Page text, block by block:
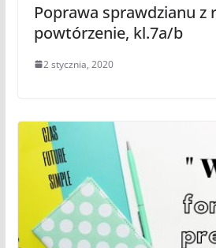
Poprawa sprawdzianu z
powtórzenie, kl.7a/b
2 stycznia, 2020